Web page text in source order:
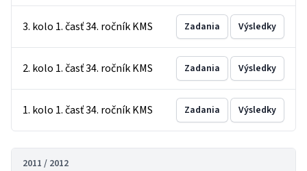
3. kolo 1. časť 34. ročník KMS Zadania Výsledky
2. kolo 1. časť 34. ročník KMS Zadania Výsledky
1. kolo 1. časť 34. ročník KMS Zadania Výsledky
2011 / 2012